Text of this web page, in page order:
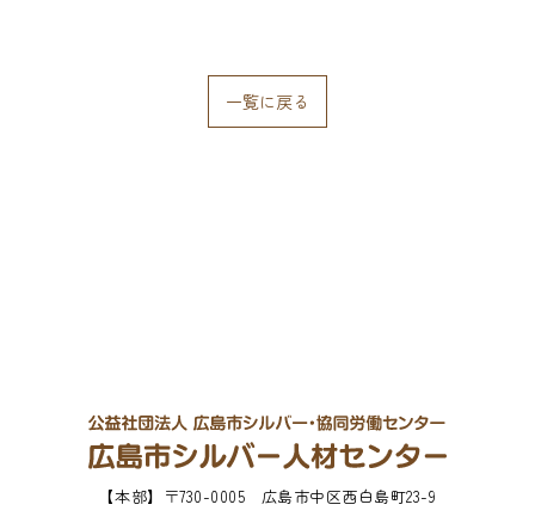
一覧に戻る
【本部】 〒730-0005 広島市中区西白島町23-9